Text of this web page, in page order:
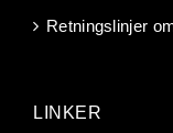
Retningslinjer
LINKER